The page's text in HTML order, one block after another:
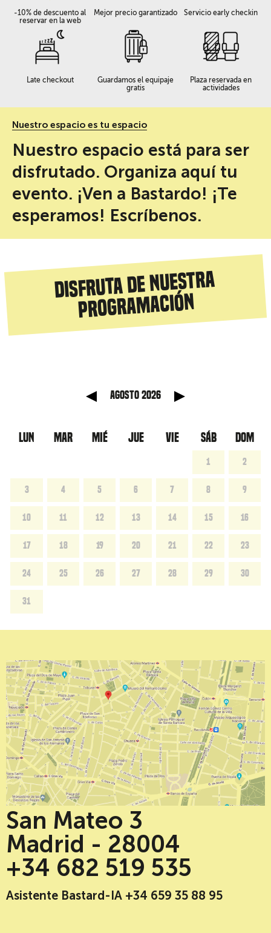
-10% de descuento al
reservar en la web
Mejor precio garantizado Servicio early checkin
Late checkout
Guardamos el equipaje
gratis
Plaza reservada en
actividades
Nuestro espacio es tu espacio
Nuestro espacio está para ser
disfrutado. Organiza aquí tu
evento. ¡Ven a Bastardo! ¡Te
esperamos! Escríbenos.
Disfruta de nuestra
programación
agosto 2026
LUN MAR MIÉ JUE VIE SÁB DOM
1 2
3 4 5 6 7 8 9
10 11 12 13 14 15 16
17 18 19 20 21 22 23
24 25 26 27 28 29 30
31
San Mateo 3
Madrid - 28004
+34 682 519 535
Asistente Bastard-IA +34 659 35 88 95